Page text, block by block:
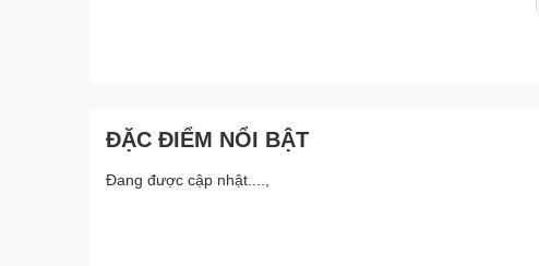
ĐẶC ĐIỂM NỔI BẬT
Đang được cập nhật....,